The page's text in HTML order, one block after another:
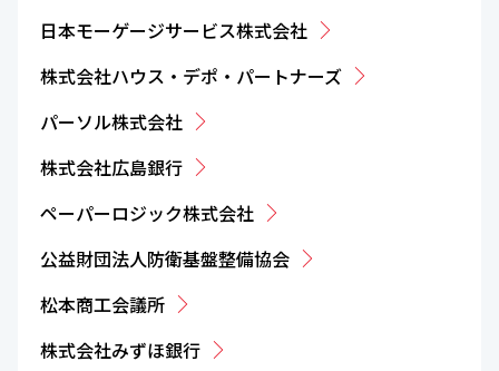
日本モーゲージサービス株式会社
株式会社ハウス・デポ・パートナーズ
パーソル株式会社
株式会社広島銀行
ペーパーロジック株式会社
公益財団法人防衛基盤整備協会
松本商工会議所
株式会社みずほ銀行